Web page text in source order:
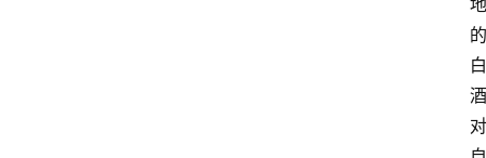
地
的
白
酒
对